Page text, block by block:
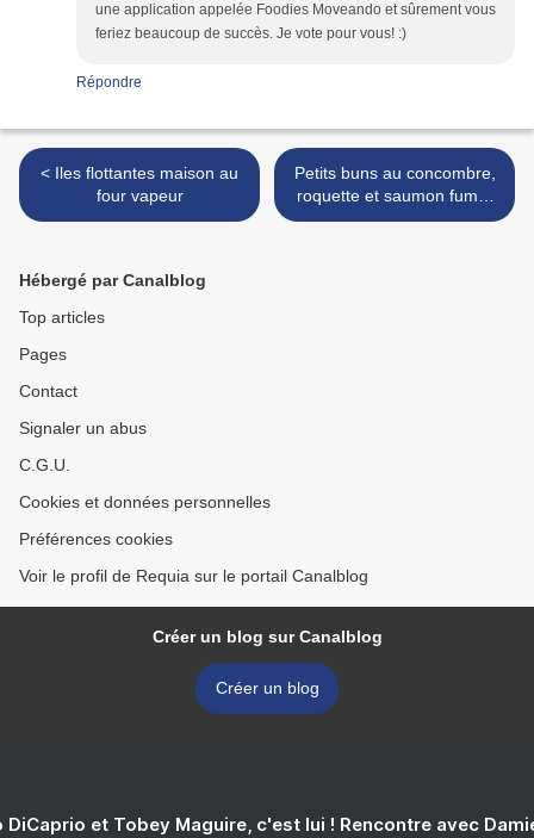
une application appelée Foodies Moveando et sûrement vous
feriez beaucoup de succès. Je vote pour vous! :)
Répondre
< Iles flottantes maison au
four vapeur
Petits buns au concombre,
roquette et saumon fumé,
sauce citronnée >
Hébergé par Canalblog
Top articles
Pages
Contact
Signaler un abus
C.G.U.
Cookies et données personnelles
Préférences cookies
Voir le profil de Requia sur le portail Canalblog
Créer un blog sur Canalblog
Créer un blog
DiCaprio et Tobey Maguire, c'est lui ! Rencontre avec